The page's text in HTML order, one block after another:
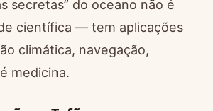
secretas” do oceano não é
científica — tem aplicações
climática, navegação,
medicina.